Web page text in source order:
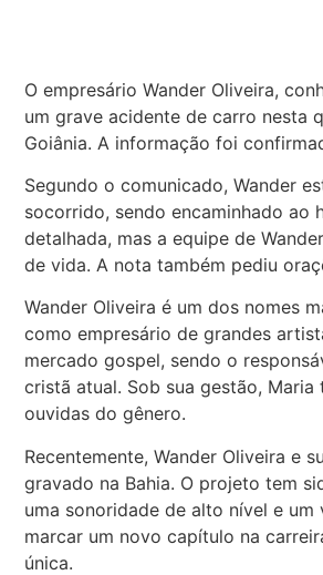
O empresário Wander Oliveira,
um grave acidente de carro nesta
Goiânia. A informação foi
Segundo o comunicado, Wander
socorrido, sendo encaminhado
detalhada, mas a equipe de
de vida. A nota também pediu
Wander Oliveira é um dos nomes
como empresário de grandes
mercado gospel, sendo o
cristã atual. Sob sua gestão,
ouvidas do gênero.
Recentemente, Wander Oliveira e
gravado na Bahia. O projeto tem
uma sonoridade de alto nível e
marcar um novo capítulo na
única.